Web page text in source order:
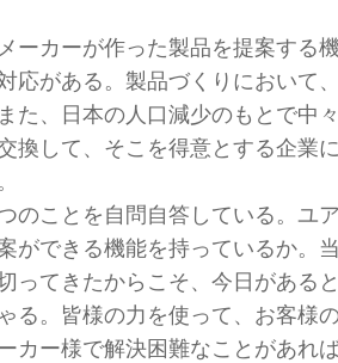
カーが作った製品を提案する
がある。製品づくりにおいて
、日本の人口減少のもとで中
して、そこを得意とする企業
ことを自問自答している。ユ
できる機能を持っているか。
てきたからこそ、今日がある
。皆様の力を使って、お客様
ー様で解決困難なことがあれ